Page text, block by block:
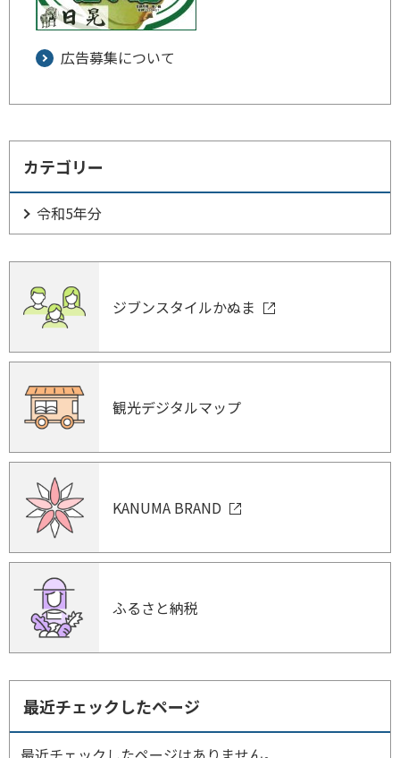
広告募集について
カテゴリー
令和5年分
ジブンスタイルかぬま
観光デジタルマップ
KANUMA BRAND
ふるさと納税
最近チェックしたページ